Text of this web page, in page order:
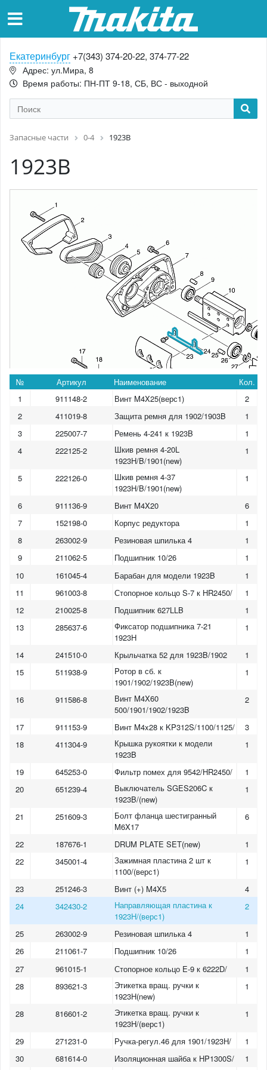
Екатеринбург +7(343) 374-20-22, 374-77-22
Адрес: ул.Мира, 8
Время работы: ПН-ПТ 9-18, СБ, ВС - выходной
Запасные части 0-4 1923B
1923B
№ Артикул Наименование
Кол.
1
911148-2 Винт M4X25(верс1)
2
2
411019-8 Защита ремня для 1902/1903B
1
3
225007-7 Ремень 4-241 к 1923B
1
4
222125-2
Шкив ремня 4-20L
1923H/B/1901(new)
1
5 222126-0
Шкив ремня 4-37
1923H/B/1901(new)
1
6 911136-9 Винт M4X20
6
7
152198-0 Корпус редуктора
1
8
263002-9 Резиновая шпилька 4
1
9
211062-5 Подшипник 10/26
1
10
161045-4 Барабан для модели 1923B
1
11
961003-8 Стопорное кольцо S-7 к HR2450/
1
12
210025-8 Подшипник 627LLB
1
13
285637-6
Фиксатор подшипника 7-21
1923H
1
14 241510-0 Крыльчатка 52 для 1923B/1902
1
15
511938-9
Pотор в сб. к
1901/1902/1923B(new)
1
16 911586-8
Винт M4X60
500/1901/1902/1923B
2
17 911153-9 Винт M4x28 к KP312S/1100/1125/
3
18
411304-9
Крышка рукоятки к модели
1923B
1
19 645253-0 Фильтр помех для 9542/HR2450/
1
20
651239-4
Выключатель SGES206C к
1923B/(new)
1
21 251609-3
Болт фланца шестигранный
M6X17
6
22 187676-1 DRUM PLATE SET(new)
1
22
345001-4
Зажимная пластина 2 шт к
1100/(верс1)
1
23 251246-3 Винт (+) M4X5
4
24
342430-2
Направляющая пластина к
1923H/(верс1)
2
25 263002-9 Резиновая шпилька 4
1
26
211061-7 Подшипник 10/26
1
27
961015-1 Стопорное кольцо E-9 к 6222D/
1
28
893621-3
Этикетка вращ. ручки к
1923H(new)
1
28 816601-2
Этикетка вращ. ручки к
1923H/(верс1)
1
29 271231-0 Ручка-регул.46 для 1901/1923Н/
1
30
681614-0 Изоляционная шайба к HP1300S/
1